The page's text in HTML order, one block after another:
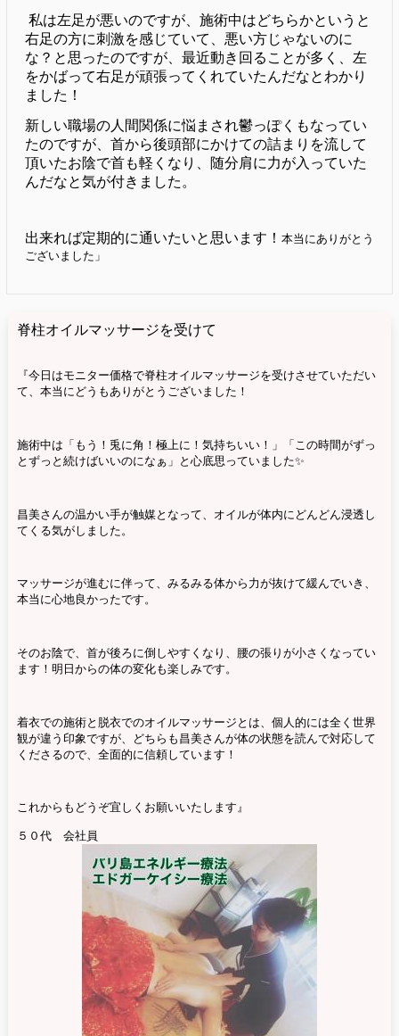
私は左足が悪いのですが、施術中はどちらかというと
右足の方に刺激を感じていて、悪い方じゃないのに
な？と思ったのですが、最近動き回ることが多く、左
をかばって右足が頑張ってくれていたんだなとわかり
ました！
新しい職場の人間関係に悩まされ鬱っぽくもなってい
たのですが、首から後頭部にかけての詰まりを流して
頂いたお陰で首も軽くなり、随分肩に力が入っていた
んだなと気が付きました。
出来れば定期的に通いたいと思います！ 本当にありがとう
ございました」
脊柱オイルマッサージを受けて
『今日はモニター価格で脊柱オイルマッサージを受けさせていただい
て、本当にどうもありがとうございました！
施術中は「もう！兎に角！極上に！気持ちいい！」「この時間がずっ
とずっと続けばいいのになぁ」と心底思っていました✨
昌美さんの温かい手が触媒となって、オイルが体内にどんどん浸透し
てくる気がしました。
マッサージが進むに伴って、みるみる体から力が抜けて緩んでいき、
本当に心地良かったです。
そのお陰で、首が後ろに倒しやすくなり、腰の張りが小さくなってい
ます！明日からの体の変化も楽しみです。
着衣での施術と脱衣でのオイルマッサージとは、個人的には全く世界
観が違う印象ですが、どちらも昌美さんが体の状態を読んで対応して
くださるので、全面的に信頼しています！
これからもどうぞ宜しくお願いいたします』
５０代 会社員